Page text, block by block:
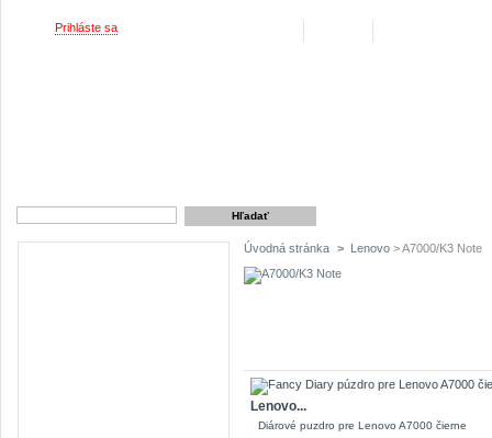
Prihláste sa
Úvodná stránka > Lenovo > A7000/K3 Note
Lenovo...
Diárové puzdro pre Lenovo A7000 čierne